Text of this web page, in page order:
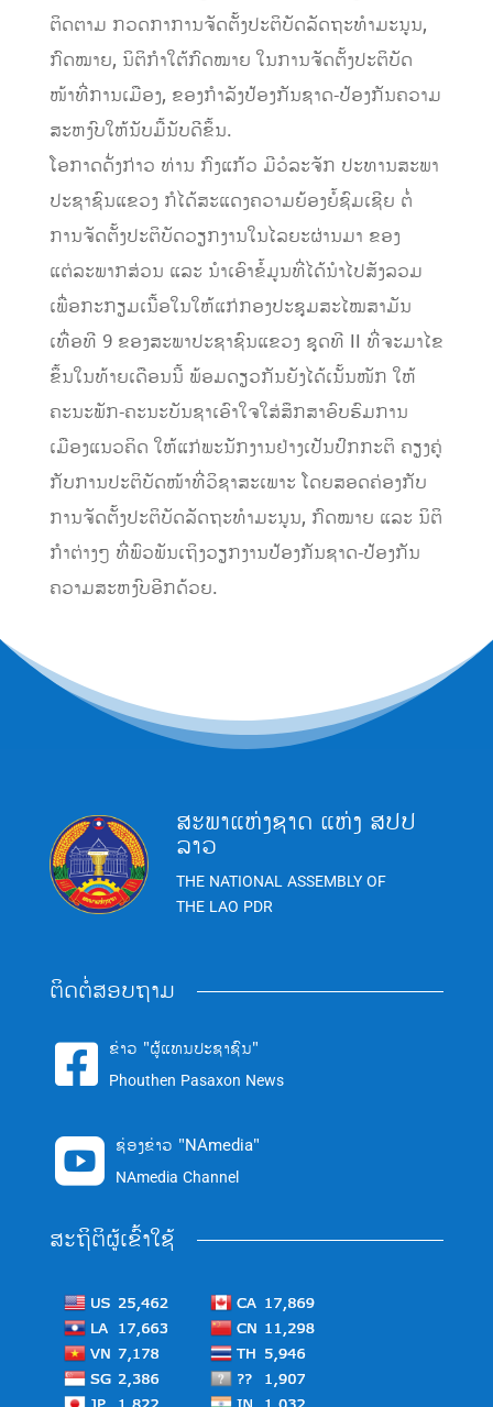
ຕິດຕາມ ກວດກາການຈັດຕັ້ງປະຕິບັດລັດຖະທຳມະນູນ,
ກົດໝາຍ, ນິຕິກຳໃຕ້ກົດໝາຍ ໃນການຈັດຕັ້ງປະຕິບັດ
ໜ້າທີ່ການເມືອງ, ຂອງກຳລັງປ້ອງກັນຊາດ-ປ້ອງກັນຄວາມ
ສະຫງົບໃຫ້ນັບມື້ນັບດີຂຶ້ນ.
ໂອກາດດັ່ງກ່າວ ທ່ານ ກົງແກ້ວ ມີວໍລະຈັກ ປະທານສະພາ
ປະຊາຊົນແຂວງ ກໍໄດ້ສະແດງຄວາມຍ້ອງຍໍ້ຊົມເຊີຍ ຕໍ່
ການຈັດຕັ້ງປະຕິບັດວຽກງານໃນໄລຍະຜ່ານມາ ຂອງ
ແຕ່ລະພາກສ່ວນ ແລະ ນຳເອົາຂໍ້ມູນທີ່ໄດ້ນຳໄປສັງລວມ
ເພື່ອກະກຽມເນື້ອໃນໃຫ້ແກ່ກອງປະຊຸມສະໄໝສາມັນ
ເທື່ອທີ 9 ຂອງສະພາປະຊາຊົນແຂວງ ຊຸດທີ II ທີ່ຈະມາໄຂ
ຂຶ້ນໃນທ້າຍເດືອນນີ້ ພ້ອມດຽວກັນຍັງໄດ້ເນັ້ນໜັກ ໃຫ້
ຄະນະພັກ-ຄະນະບັນຊາເອົາໃຈໃສ່ສຶກສາອົບຮົມການ
ເມືອງແນວຄິດ ໃຫ້ແກ່ພະນັກງານຢ່າງເປັນປົກກະຕິ ຄຽງຄູ່
ກັບການປະຕິບັດໜ້າທີ່ວິຊາສະເພາະ ໂດຍສອດຄ່ອງກັບ
ການຈັດຕັ້ງປະຕິບັດລັດຖະທໍາມະນູນ, ກົດໝາຍ ແລະ ນິຕິ
ກໍາຕ່າງໆ ທີ່ພົວພັນເຖິງວຽກງານປ້ອງກັນຊາດ-ປ້ອງກັນ
ຄວາມສະຫງົບອີກດ້ວຍ.
ສະພາແຫ່ງຊາດ ແຫ່ງ ສປປ
ລາວ
THE NATIONAL ASSEMBLY OF
THE LAO PDR
ຕິດຕໍ່ສອບຖາມ
 ຂ່າວ "ຜູ້ແທນປະຊາຊົນ"
Phouthen Pasaxon News
 ຊ່ອງຂ່າວ "NAmedia"
NAmedia Channel
ສະຖິຕິຜູ້ເຂົ້າໃຊ້